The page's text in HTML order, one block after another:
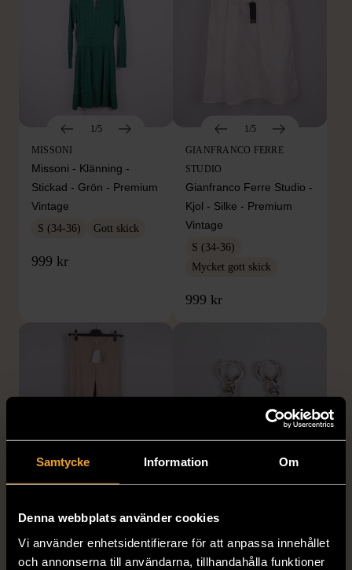
Samtycke Information Om
Denna webbplats använder cookies
Vi använder enhetsidentifierare för att anpassa innehållet
och annonserna till användarna, tillhandahålla funktioner
1/5
MISSONI
Missoni - Klänning -
Stickad - Grön - Premium
Vintage
S (34-36) Gott skick
999 kr
1/5
GIANFRANCO FERRE
STUDIO
Gianfranco Ferre Studio -
Kjol - Silke - Premium
Vintage
S (34-36)
Mycket gott skick
999 kr
Dobber - Beige byxor
med resårmidja
läderimitation
Örhängen i sterlingsilver
med spikberlocker
Mycket gott skick